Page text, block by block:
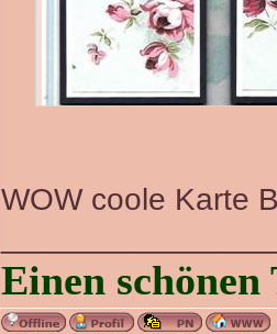
WOW coole Karte
Einen